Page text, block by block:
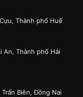
Thành phố Huế
An, Thành phố Hải
Trấn Biên, Đồng Nai